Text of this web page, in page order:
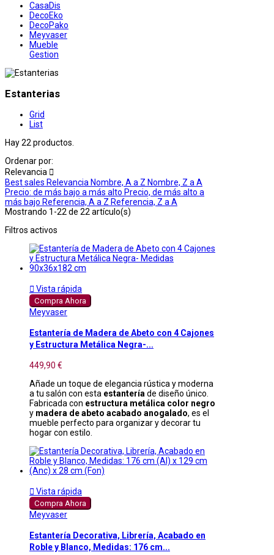
CasaDis
DecoEko
DecoPako
Meyvaser
Mueble
Gestion
Estanterias
Grid
List
Hay 22 productos.
Ordenar por:
Relevancia 
Best sales Relevancia Nombre, A a Z Nombre, Z a A
Precio: de más bajo a más alto Precio, de más alto a
más bajo Referencia, A a Z Referencia, Z a A
Mostrando 1-22 de 22 artículo(s)
Filtros activos
 Vista rápida
Compra Ahora
Meyvaser
Estantería de Madera de Abeto con 4 Cajones
y Estructura Metálica Negra-...
449,90 €
Añade un toque de elegancia rústica y moderna
a tu salón con esta estantería de diseño único.
Fabricada con estructura metálica color negro
y madera de abeto acabado anogalado, es el
mueble perfecto para organizar y decorar tu
hogar con estilo.
 Vista rápida
Compra Ahora
Meyvaser
Estantería Decorativa, Librería, Acabado en
Roble y Blanco, Medidas: 176 cm...